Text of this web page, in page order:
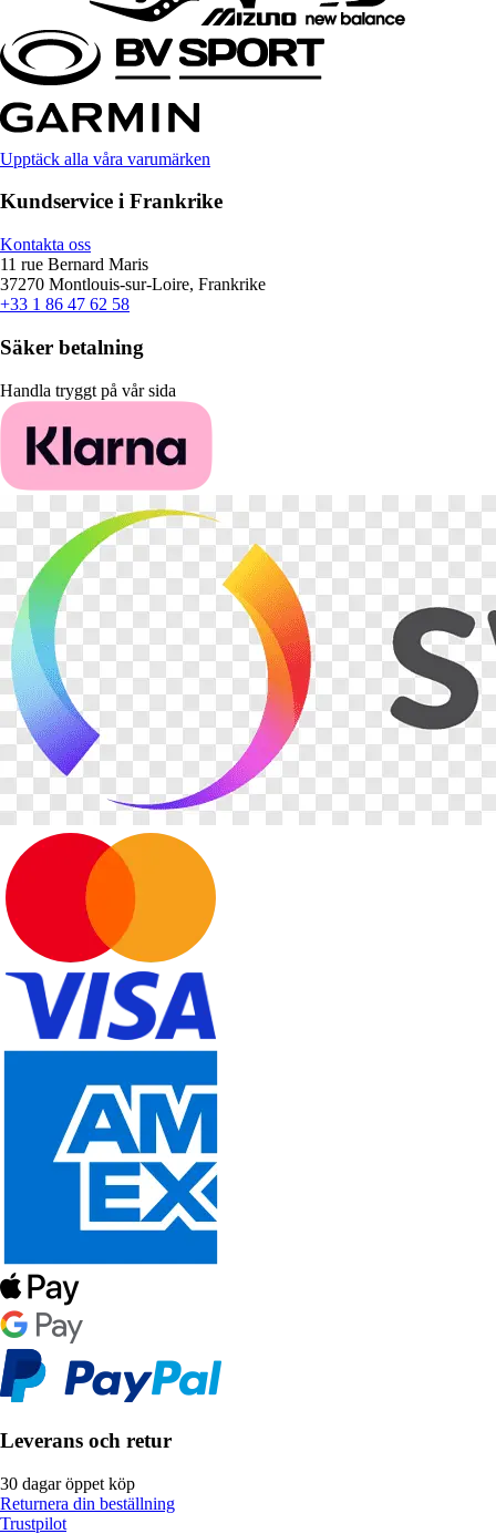
Upptäck alla våra varumärken
Kundservice i Frankrike
Kontakta oss
11 rue Bernard Maris
37270 Montlouis-sur-Loire, Frankrike
+33 1 86 47 62 58
Säker betalning
Handla tryggt på vår sida
Leverans och retur
30 dagar öppet köp
Returnera din beställning
Trustpilot